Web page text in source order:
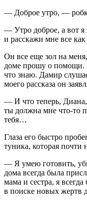
— Доброе утро, —
— Утро доброе, а вот я
и расскажи мне все
Он все еще зол на
доме прошу о помощи.
что знаю. Дамир
моего рассказа он
— И что теперь, Диана,
ты должна мне что-то
тебя…
Глаза его быстро
туника, которая почти
— Я умею готовить,
дома всегда была
мама и сестра, я
в поиске новых жертв